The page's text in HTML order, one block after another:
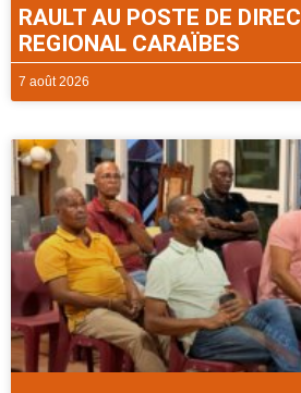
RAULT AU POSTE DE
REGIONAL CARAÏBES
7 août 2026